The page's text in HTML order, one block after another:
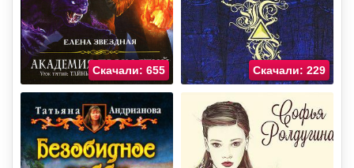
Скачали: 655 Скачали: 229